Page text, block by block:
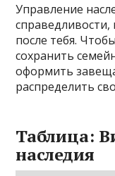
Управление
справедливости,
после тебя.
сохранить
оформить
распределить
Таблица:
наследия